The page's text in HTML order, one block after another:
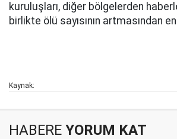
kuruluşları, diğer bölgelerden
birlikte ölü sayısının artmasından
Kaynak:
HABERE YORUM KAT